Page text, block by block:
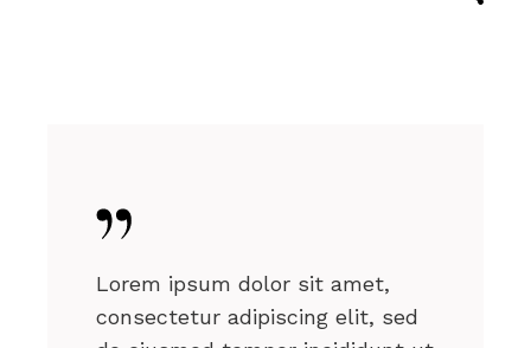
Lorem ipsum dolor sit amet,
consectetur adipiscing elit, sed